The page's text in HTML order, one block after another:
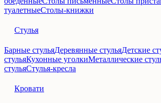
туалетныеСтолы-книжки
Стулья
Барные стульяДеревянные стульяДетские
стульяКухонные уголкиМеталлические
стульяСтулья-кресла
Кровати